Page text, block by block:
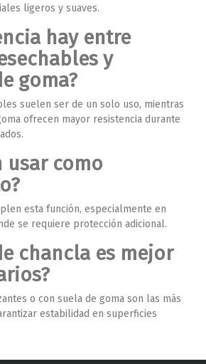
ligeros y suaves.
hay entre
y
goma?
suelen ser de un solo uso, mientras
ofrecen mayor resistencia durante
usar como
esta función, especialmente en
se requiere protección adicional.
chancla es mejor
o con suela de goma son las más
estabilidad en superficies